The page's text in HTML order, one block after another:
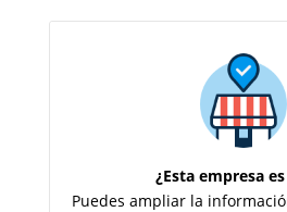
¿Esta empresa
Puedes ampliar la